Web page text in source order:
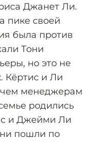
Джанет Ли.
пике своей
была против
Тони
но это не
Кёртис и Ли
менеджерам
родились
и Джейми Ли
пошли по